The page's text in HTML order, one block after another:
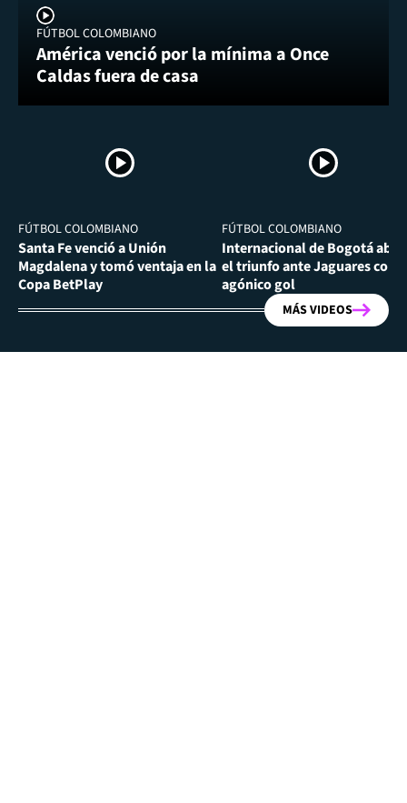
FÚTBOL COLOMBIANO
América venció por la mínima a Once
Caldas fuera de casa
FÚTBOL COLOMBIANO
Santa Fe venció a Unión
Magdalena y tomó ventaja en la
Copa BetPlay
FÚTBOL COLOMBIANO
Internacional de Bogotá
el triunfo ante Jaguares con
agónico gol
MÁS VIDEOS